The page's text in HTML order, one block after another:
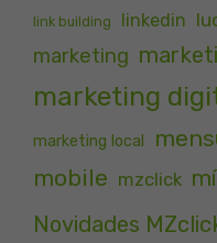
link building linkedin
marketing
marketing
marketing local
mobile mzclick
Novidades